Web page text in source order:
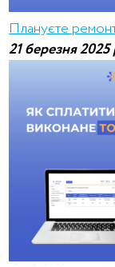
Плануєте
21 березня 2025